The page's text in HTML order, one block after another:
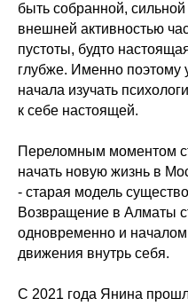
быть собранной,
внешней активностью
пустоты, будто
глубже. Именно поэтому
начала изучать
к себе настоящей.
Переломным моментом
начать новую жизнь в
- старая модель
Возвращение в Алматы
одновременно и
движения внутрь себя.
С 2021 года Янина